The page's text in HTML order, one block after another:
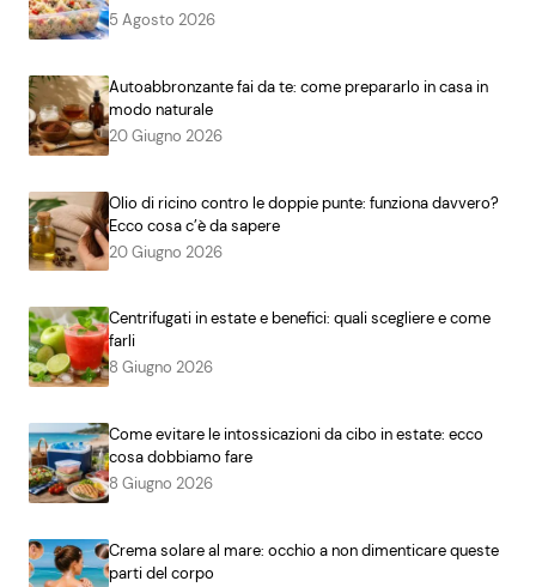
5 Agosto 2026
Autoabbronzante fai da te: come prepararlo in casa in
modo naturale
20 Giugno 2026
Olio di ricino contro le doppie punte: funziona davvero?
Ecco cosa c’è da sapere
20 Giugno 2026
Centrifugati in estate e benefici: quali scegliere e come
farli
8 Giugno 2026
Come evitare le intossicazioni da cibo in estate: ecco
cosa dobbiamo fare
8 Giugno 2026
Crema solare al mare: occhio a non dimenticare queste
parti del corpo